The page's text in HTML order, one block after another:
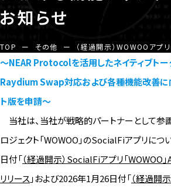
お知らせ
TOP ー その他 ー （経過開示）WOWOOアプ
～NEAR Protocolを活用したネイティブトー
Raydium Swap対応および各種機能改善に
ト版を申請～
当社は、当社が戦略的パートナーとして参
ロジェクト「WOWOO」のSocialFiアプリにつ
日付「（経過開示）SocialFiアプリ「WOWOO
リリース 」および2026年1月26日付「（経過開